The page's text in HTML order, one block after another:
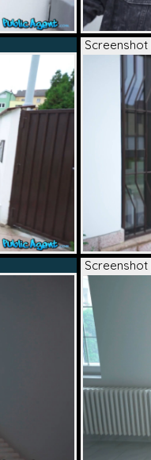
Screenshot
Screenshot